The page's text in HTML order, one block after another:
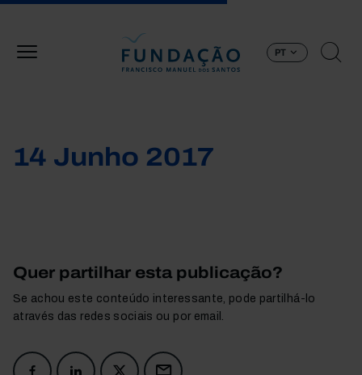
PT
14 Junho 2017
Quer partilhar esta publicação?
Se achou este conteúdo interessante, pode partilhá-lo
através das redes sociais ou por email.